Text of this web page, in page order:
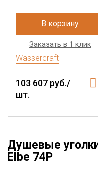
В корзину
Заказать в 1 клик
Wassercraft
103 607 руб./
шт.
Душевые
Elbe 74P